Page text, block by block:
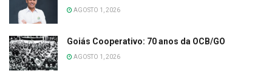
AGOSTO 1, 2026
Goiás Cooperativo: 70 anos da OCB/GO
AGOSTO 1, 2026